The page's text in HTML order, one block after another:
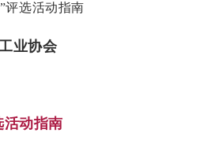
评选活动指南
业协会
活动指南